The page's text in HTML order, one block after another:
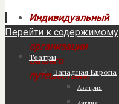
Индивидуальный
подход к
организации
Вашего
путешествия!
Перейти к содержимому
Театры
Западная Европа
Австрия